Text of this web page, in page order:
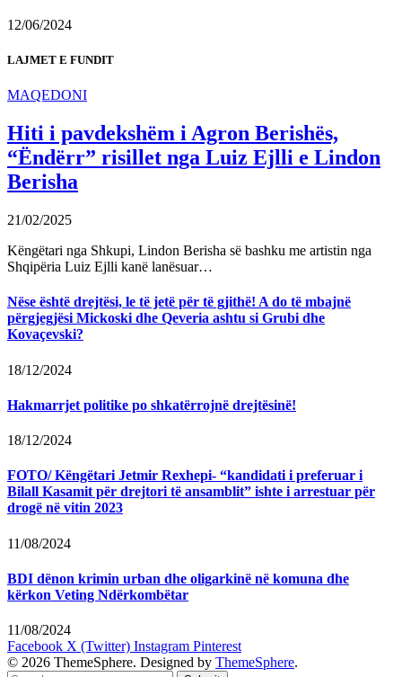
12/06/2024
LAJMET E FUNDIT
MAQEDONI
Hiti i pavdekshëm i Agron Berishës,
“Ëndërr” risillet nga Luiz Ejlli e Lindon
Berisha
21/02/2025
Këngëtari nga Shkupi, Lindon Berisha së bashku me artistin nga
Shqipëria Luiz Ejlli kanë lanësuar…
Nëse është drejtësi, le të jetë për të gjithë! A do të mbajnë
përgjegjësi Mickoski dhe Qeveria ashtu si Grubi dhe
Kovaçevski?
18/12/2024
Hakmarrjet politike po shkatërrojnë drejtësinë!
18/12/2024
FOTO/ Këngëtari Jetmir Rexhepi- “kandidati i preferuar i
Bilall Kasamit për drejtori të ansamblit” ishte i arrestuar për
drogë në vitin 2023
11/08/2024
BDI dënon krimin urban dhe oligarkinë në komuna dhe
kërkon Veting Ndërkombëtar
11/08/2024
Facebook X (Twitter) Instagram Pinterest
© 2026 ThemeSphere. Designed by ThemeSphere.